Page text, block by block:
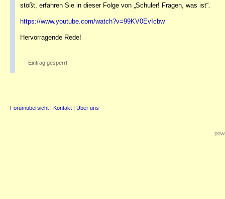
stößt, erfahren Sie in dieser Folge von „Schuler! Fragen, was ist“.
https://www.youtube.com/watch?v=99KV0EvIcbw
Hervorragende Rede!
Eintrag gesperrt
Forumübersicht Kontakt Über uns